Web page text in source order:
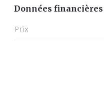
Données financières
Prix